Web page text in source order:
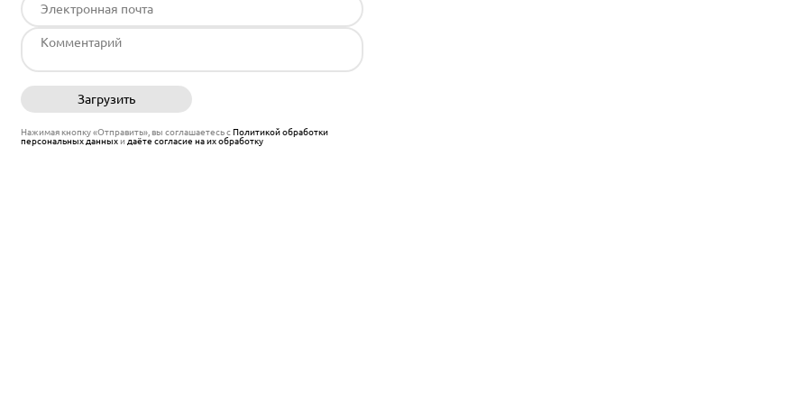
Загрузить
Нажимая кнопку «Отправить», вы соглашаетесь сПолитикой обработки
персональных данныхи даёте согласие на их обработку